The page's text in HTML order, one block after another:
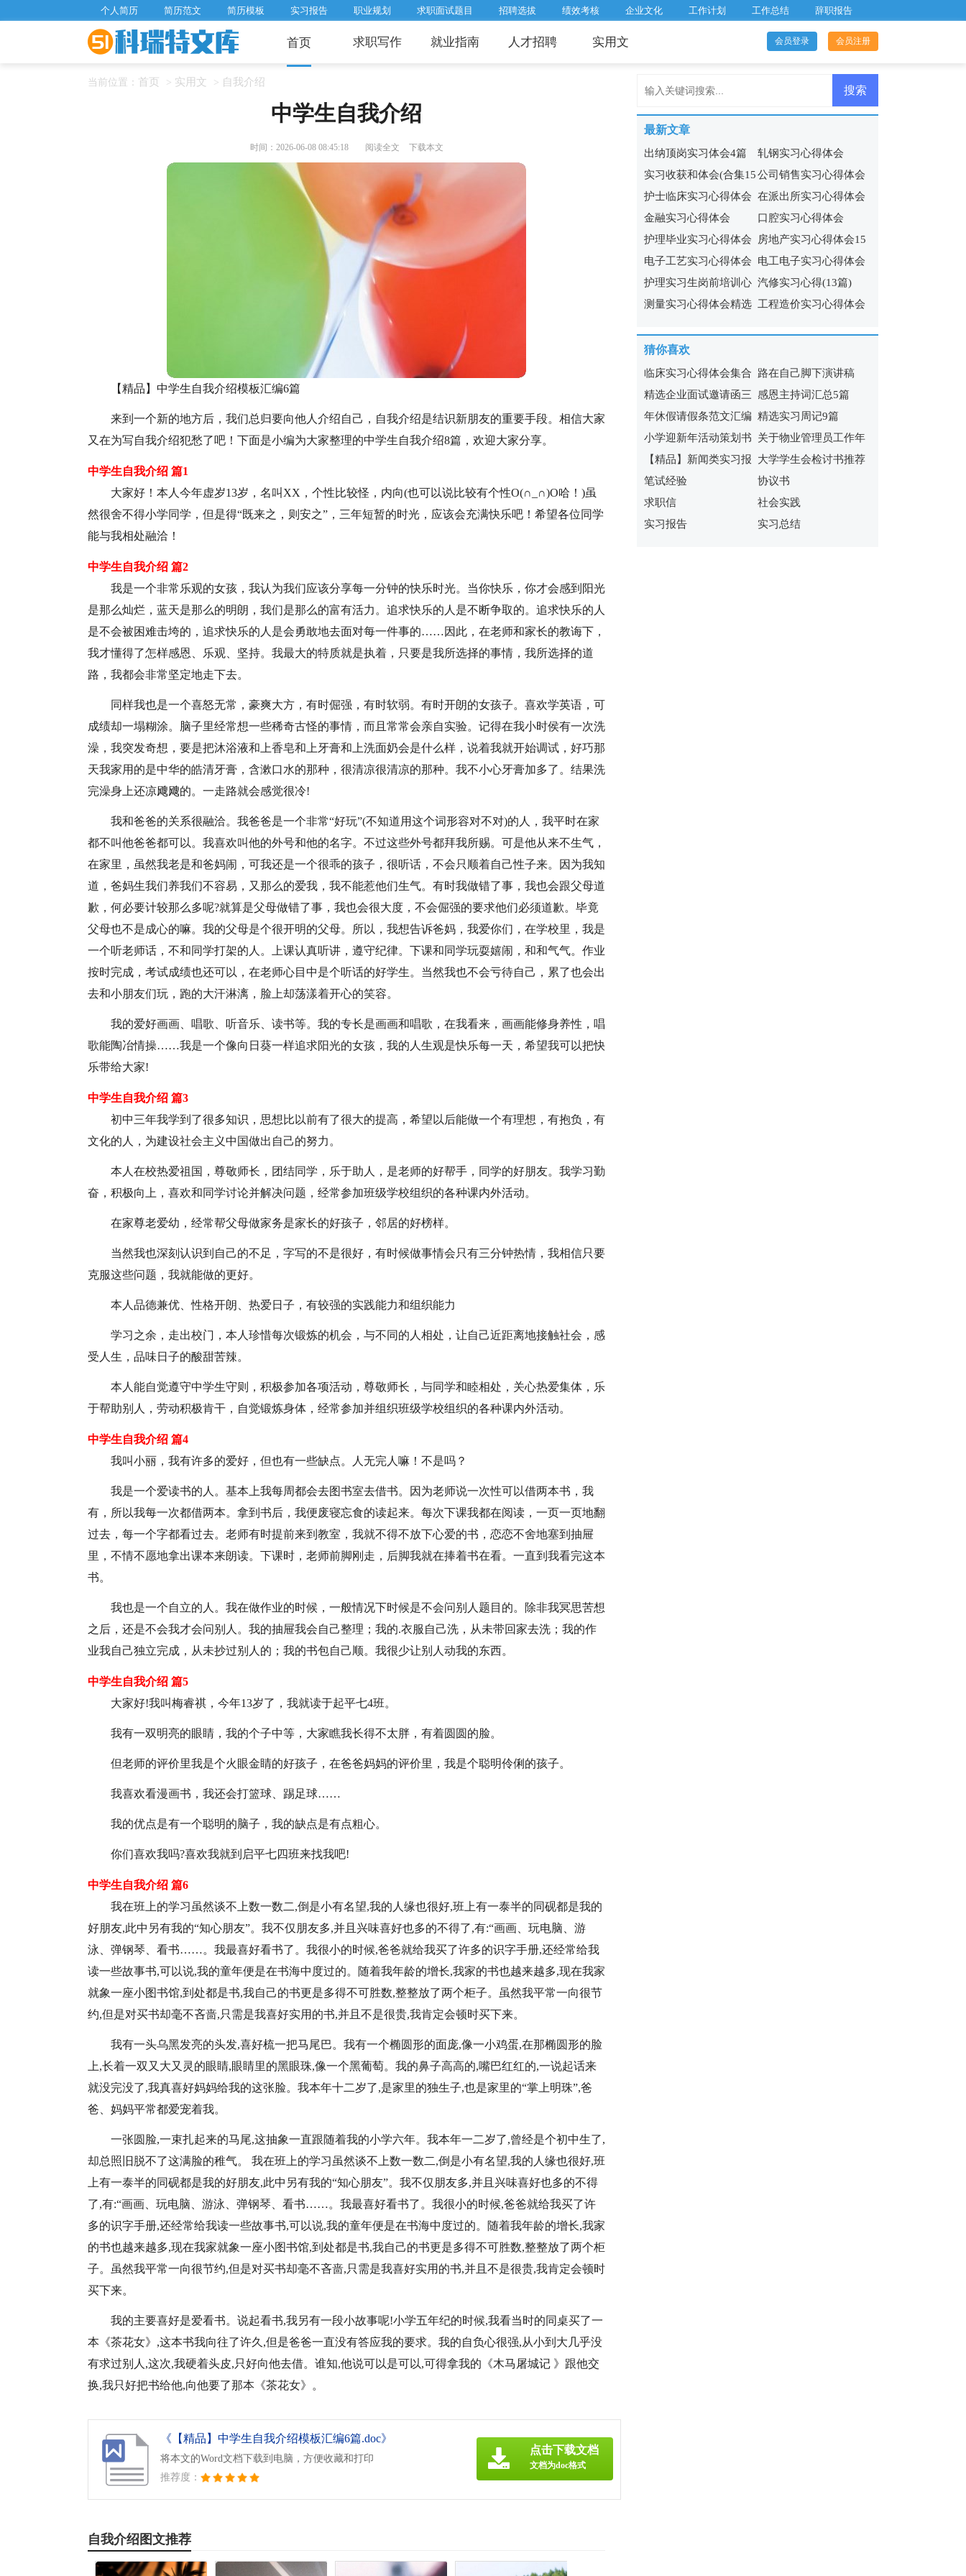
个人简历 简历范文 简历模板 实习报告 职业规划 求职面试题目 招聘选拔 绩效考核 企业文化 工作计划 工作总结 辞职报告
首页 求职写作 就业指南 人才招聘 实用文 会员登录 会员注册
当前位置： 首页 > 实用文 > 自我介绍
中学生自我介绍
时间：2026-06-08 08:45:18 阅读全文 下载本文
【精品】中学生自我介绍模板汇编6篇
来到一个新的地方后，我们总归要向他人介绍自己，自我介绍是结识新朋友的重要手段。相信大家
又在为写自我介绍犯愁了吧！下面是小编为大家整理的中学生自我介绍8篇，欢迎大家分享。
中学生自我介绍 篇1
大家好！本人今年虚岁13岁，名叫XX，个性比较怪，内向(也可以说比较有个性O(∩_∩)O哈！)虽
然很舍不得小学同学，但是得“既来之，则安之”，三年短暂的时光，应该会充满快乐吧！希望各位同学
能与我相处融洽！
中学生自我介绍 篇2
我是一个非常乐观的女孩，我认为我们应该分享每一分钟的快乐时光。当你快乐，你才会感到阳光
是那么灿烂，蓝天是那么的明朗，我们是那么的富有活力。追求快乐的人是不断争取的。追求快乐的人
是不会被困难击垮的，追求快乐的人是会勇敢地去面对每一件事的……因此，在老师和家长的教诲下，
我才懂得了怎样感恩、乐观、坚持。我最大的特质就是执着，只要是我所选择的事情，我所选择的道
路，我都会非常坚定地走下去。
同样我也是一个喜怒无常，豪爽大方，有时倔强，有时软弱。有时开朗的女孩子。喜欢学英语，可
成绩却一塌糊涂。脑子里经常想一些稀奇古怪的事情，而且常常会亲自实验。记得在我小时侯有一次洗
澡，我突发奇想，要是把沐浴液和上香皂和上牙膏和上洗面奶会是什么样，说着我就开始调试，好巧那
天我家用的是中华的皓清牙膏，含漱口水的那种，很清凉很清凉的那种。我不小心牙膏加多了。结果洗
完澡身上还凉飕飕的。一走路就会感觉很冷!
我和爸爸的关系很融洽。我爸爸是一个非常“好玩”(不知道用这个词形容对不对)的人，我平时在家
都不叫他爸爸都可以。我喜欢叫他的外号和他的名字。不过这些外号都拜我所赐。可是他从来不生气，
在家里，虽然我老是和爸妈闹，可我还是一个很乖的孩子，很听话，不会只顺着自己性子来。因为我知
道，爸妈生我们养我们不容易，又那么的爱我，我不能惹他们生气。有时我做错了事，我也会跟父母道
歉，何必要计较那么多呢?就算是父母做错了事，我也会很大度，不会倔强的要求他们必须道歉。毕竟
父母也不是成心的嘛。我的父母是个很开明的父母。所以，我想告诉爸妈，我爱你们，在学校里，我是
一个听老师话，不和同学打架的人。上课认真听讲，遵守纪律。下课和同学玩耍嬉闹，和和气气。作业
按时完成，考试成绩也还可以，在老师心目中是个听话的好学生。当然我也不会亏待自己，累了也会出
去和小朋友们玩，跑的大汗淋漓，脸上却荡漾着开心的笑容。
我的爱好画画、唱歌、听音乐、读书等。我的专长是画画和唱歌，在我看来，画画能修身养性，唱
歌能陶冶情操……我是一个像向日葵一样追求阳光的女孩，我的人生观是快乐每一天，希望我可以把快
乐带给大家!
中学生自我介绍 篇3
初中三年我学到了很多知识，思想比以前有了很大的提高，希望以后能做一个有理想，有抱负，有
文化的人，为建设社会主义中国做出自己的努力。
本人在校热爱祖国，尊敬师长，团结同学，乐于助人，是老师的好帮手，同学的好朋友。我学习勤
奋，积极向上，喜欢和同学讨论并解决问题，经常参加班级学校组织的各种课内外活动。
在家尊老爱幼，经常帮父母做家务是家长的好孩子，邻居的好榜样。
当然我也深刻认识到自己的不足，字写的不是很好，有时候做事情会只有三分钟热情，我相信只要
克服这些问题，我就能做的更好。
本人品德兼优、性格开朗、热爱日子，有较强的实践能力和组织能力
学习之余，走出校门，本人珍惜每次锻炼的机会，与不同的人相处，让自己近距离地接触社会，感
受人生，品味日子的酸甜苦辣。
本人能自觉遵守中学生守则，积极参加各项活动，尊敬师长，与同学和睦相处，关心热爱集体，乐
于帮助别人，劳动积极肯干，自觉锻炼身体，经常参加并组织班级学校组织的各种课内外活动。
中学生自我介绍 篇4
我叫小丽，我有许多的爱好，但也有一些缺点。人无完人嘛！不是吗？
我是一个爱读书的人。基本上我每周都会去图书室去借书。因为老师说一次性可以借两本书，我
有，所以我每一次都借两本。拿到书后，我便废寝忘食的读起来。每次下课我都在阅读，一页一页地翻
过去，每一个字都看过去。老师有时提前来到教室，我就不得不放下心爱的书，恋恋不舍地塞到抽屉
里，不情不愿地拿出课本来朗读。下课时，老师前脚刚走，后脚我就在捧着书在看。一直到我看完这本
书。
我也是一个自立的人。我在做作业的时候，一般情况下时候是不会问别人题目的。除非我冥思苦想
之后，还是不会我才会问别人。我的抽屉我会自己整理；我的.衣服自己洗，从未带回家去洗；我的作
业我自己独立完成，从未抄过别人的；我的书包自己顺。我很少让别人动我的东西。
中学生自我介绍 篇5
大家好!我叫梅睿祺，今年13岁了，我就读于起平七4班。
我有一双明亮的眼睛，我的个子中等，大家瞧我长得不太胖，有着圆圆的脸。
但老师的评价里我是个火眼金睛的好孩子，在爸爸妈妈的评价里，我是个聪明伶俐的孩子。
我喜欢看漫画书，我还会打篮球、踢足球……
我的优点是有一个聪明的脑子，我的缺点是有点粗心。
你们喜欢我吗?喜欢我就到启平七四班来找我吧!
中学生自我介绍 篇6
我在班上的学习虽然谈不上数一数二,倒是小有名望,我的人缘也很好,班上有一泰半的同砚都是我的
好朋友,此中另有我的“知心朋友”。我不仅朋友多,并且兴味喜好也多的不得了,有:“画画、玩电脑、游
泳、弹钢琴、看书……。我最喜好看书了。我很小的时候,爸爸就给我买了许多的识字手册,还经常给我
读一些故事书,可以说,我的童年便是在书海中度过的。随着我年龄的增长,我家的书也越来越多,现在我家
就象一座小图书馆,到处都是书,我自己的书更是多得不可胜数,整整放了两个柜子。虽然我平常一向很节
约,但是对买书却毫不吝啬,只需是我喜好实用的书,并且不是很贵,我肯定会顿时买下来。
我有一头乌黑发亮的头发,喜好梳一把马尾巴。我有一个椭圆形的面庞,像一小鸡蛋,在那椭圆形的脸
上,长着一双又大又灵的眼睛,眼睛里的黑眼珠,像一个黑葡萄。我的鼻子高高的,嘴巴红红的,一说起话来
就没完没了,我真喜好妈妈给我的这张脸。我本年十二岁了,是家里的独生子,也是家里的“掌上明珠”,爸
爸、妈妈平常都爱宠着我。
一张圆脸,一束扎起来的马尾,这抽象一直跟随着我的小学六年。我本年一二岁了,曾经是个初中生了,
却总照旧脱不了这满脸的稚气。 我在班上的学习虽然谈不上数一数二,倒是小有名望,我的人缘也很好,班
上有一泰半的同砚都是我的好朋友,此中另有我的“知心朋友”。我不仅朋友多,并且兴味喜好也多的不得
了,有:“画画、玩电脑、游泳、弹钢琴、看书……。我最喜好看书了。我很小的时候,爸爸就给我买了许
多的识字手册,还经常给我读一些故事书,可以说,我的童年便是在书海中度过的。随着我年龄的增长,我家
的书也越来越多,现在我家就象一座小图书馆,到处都是书,我自己的书更是多得不可胜数,整整放了两个柜
子。虽然我平常一向很节约,但是对买书却毫不吝啬,只需是我喜好实用的书,并且不是很贵,我肯定会顿时
买下来。
我的主要喜好是爱看书。说起看书,我另有一段小故事呢!小学五年纪的时候,我看当时的同桌买了一
本《茶花女》,这本书我向往了许久,但是爸爸一直没有答应我的要求。我的自负心很强,从小到大几乎没
有求过别人,这次,我硬着头皮,只好向他去借。谁知,他说可以是可以,可得拿我的《木马屠城记 》跟他交
换,我只好把书给他,向他要了那本《茶花女》。
《【精品】中学生自我介绍模板汇编6篇.doc》
将本文的Word文档下载到电脑，方便收藏和打印
推荐度：
点击下载文档
文档为doc格式
自我介绍图文推荐
最新文章
出纳顶岗实习体会4篇
轧钢实习心得体会
实习收获和体会(合集15
篇)
公司销售实习心得体会
15篇
护士临床实习心得体会
9篇
在派出所实习心得体会
金融实习心得体会
口腔实习心得体会
护理毕业实习心得体会
15篇
房地产实习心得体会15
篇
电子工艺实习心得体会
(集合11篇)
电工电子实习心得体会
13篇
护理实习生岗前培训心
得体会5篇
汽修实习心得(13篇)
测量实习心得体会精选 工程造价实习心得体会
猜你喜欢
临床实习心得体会集合
7篇
路在自己脚下演讲稿
精选企业面试邀请函三
篇
感恩主持词汇总5篇
年休假请假条范文汇编
10篇
精选实习周记9篇
小学迎新年活动策划书
关于物业管理员工作年
终总结4篇
【精品】新闻类实习报
告四篇
大学学生会检讨书推荐
笔试经验
协议书
求职信
社会实践
实习报告
实习总结